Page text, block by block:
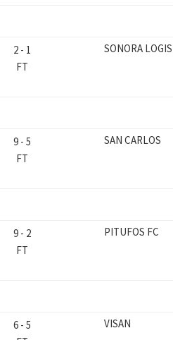
2- 1
FT
SONORA
9- 5
FT
SAN CARLOS
9- 2
FT
PITUFOS FC
6- 5
VISAN